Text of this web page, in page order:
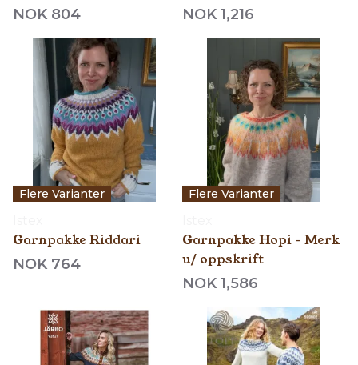
NOK 804 NOK 1,216
Flere Varianter
Garnpakke Riddari
NOK 764
Flere Varianter
Garnpakke Hopi - Merk
u/ oppskrift
NOK 1,586